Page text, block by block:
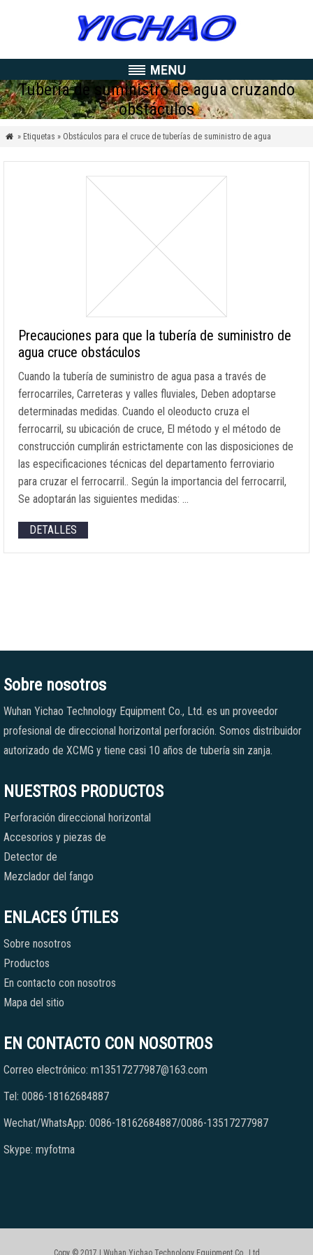
Tubería de suministro de agua cruzando
obstáculos
 » Etiquetas » Obstáculos para el cruce de tuberías de suministro de agua
Precauciones para que la tubería de suministro de
agua cruce obstáculos
Cuando la tubería de suministro de agua pasa a través de
ferrocarriles, Carreteras y valles fluviales, Deben adoptarse
determinadas medidas. Cuando el oleoducto cruza el
ferrocarril, su ubicación de cruce, El método y el método de
construcción cumplirán estrictamente con las disposiciones de
las especificaciones técnicas del departamento ferroviario
para cruzar el ferrocarril.. Según la importancia del ferrocarril,
Se adoptarán las siguientes medidas: …
DETALLES
Sobre nosotros
Wuhan Yichao Technology Equipment Co., Ltd. es un proveedor
profesional de direccional horizontal perforación. Somos distribuidor
autorizado de XCMG y tiene casi 10 años de tubería sin zanja.
NUESTROS PRODUCTOS
Perforación direccional horizontal
Accesorios y piezas de
Detector de
Mezclador del fango
ENLACES ÚTILES
Sobre nosotros
Productos
En contacto con nosotros
Mapa del sitio
EN CONTACTO CON NOSOTROS
Correo electrónico: m13517277987@163.com
Tel: 0086-18162684887
Wechat/WhatsApp: 0086-18162684887/0086-13517277987
Skype: myfotma
Copy © 2017 | Wuhan Yichao Technology Equipment Co., Ltd